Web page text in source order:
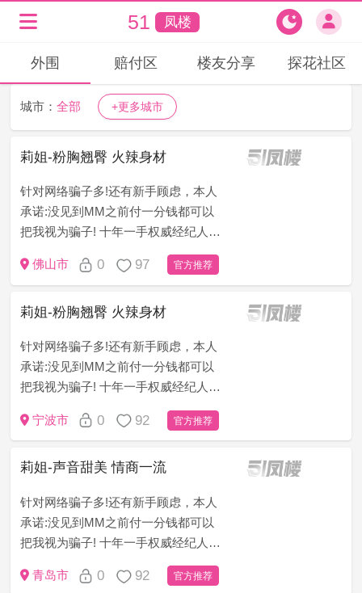
51 凤楼
外围 赔付区 楼友分享 探花社区
城市：全部 +更多城市
莉姐-粉胸翘臀 火辣身材
针对网络骗子多!还有新手顾虑，本人
承诺:没见到MM之前付一分钱都可以
把我视为骗子! 十年一手权威经纪人
（老司机秒懂）为了打消客户顾虑，
只做无套路，无定金，无押金，无办
佛山市 0 97 官方推荐
莉姐-粉胸翘臀 火辣身材
针对网络骗子多!还有新手顾虑，本人
承诺:没见到MM之前付一分钱都可以
把我视为骗子! 十年一手权威经纪人
（老司机秒懂）为了打消客户顾虑，
只做无套路，无定金，无押金，无办
宁波市 0 92 官方推荐
莉姐-声音甜美 情商一流
针对网络骗子多!还有新手顾虑，本人
承诺:没见到MM之前付一分钱都可以
把我视为骗子! 十年一手权威经纪人
（老司机秒懂）为了打消客户顾虑，
只做无套路，无定金，无押金，无办
青岛市 0 92 官方推荐